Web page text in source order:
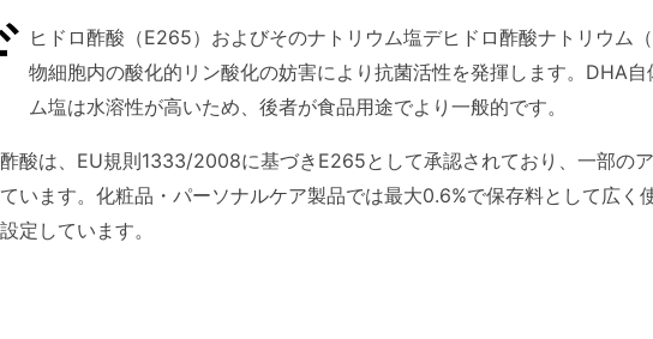
ヒドロ酢酸（E265）およびそのナトリウム塩デヒドロ酢酸ナトリウム
物細胞内の酸化的リン酸化の妨害により抗菌活性を発揮します。DHA
ム塩は水溶性が高いため、後者が食品用途でより一般的です。
酸は、EU規則1333/2008に基づきE265として承認されており、一部の
います。化粧品・パーソナルケア製品では最大0.6%で保存料として広
定しています。